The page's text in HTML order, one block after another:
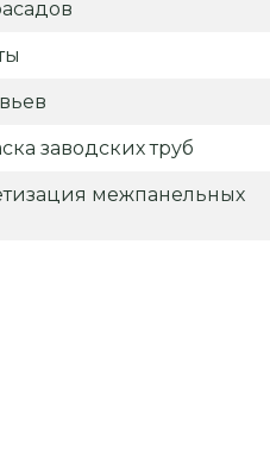
заводских труб
межпанельных